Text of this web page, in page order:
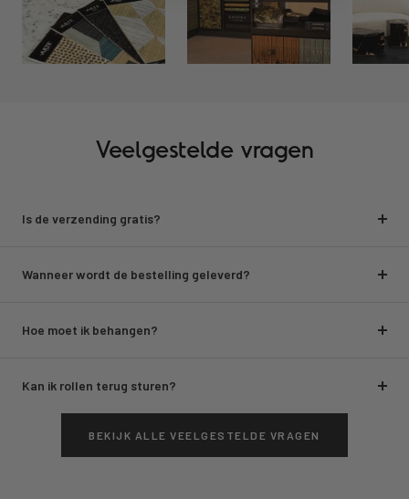
Veelgestelde vragen
Is de verzending gratis?
Wanneer wordt de bestelling geleverd?
Hoe moet ik behangen?
Kan ik rollen terug sturen?
BEKIJK ALLE VEELGESTELDE VRAGEN